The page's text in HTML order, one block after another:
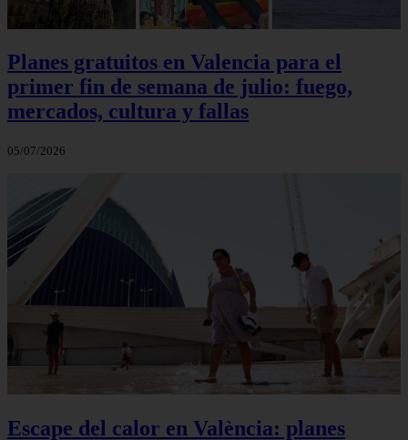
Planes gratuitos en Valencia para el
primer fin de semana de julio: fuego,
mercados, cultura y fallas
05/07/2026
Escape del calor en València: planes